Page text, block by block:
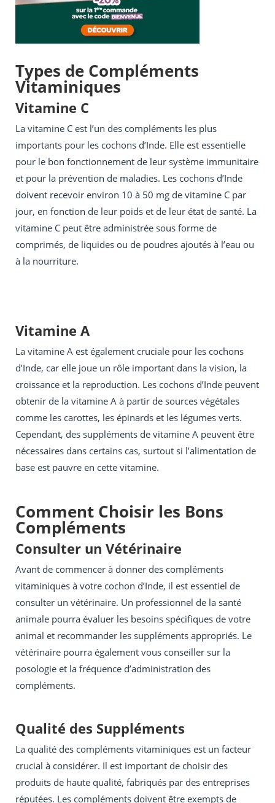
Types de Compléments
Vitaminiques
Vitamine C
La vitamine C est l’un des compléments les plus
importants pour les cochons d’Inde. Elle est essentielle
pour le bon fonctionnement de leur système immunitaire
et pour la prévention de maladies. Les cochons d’Inde
doivent recevoir environ 10 à 50 mg de vitamine C par
jour, en fonction de leur poids et de leur état de santé. La
vitamine C peut être administrée sous forme de
comprimés, de liquides ou de poudres ajoutés à l’eau ou
à la nourriture.
Vitamine A
La vitamine A est également cruciale pour les cochons
d’Inde, car elle joue un rôle important dans la vision, la
croissance et la reproduction. Les cochons d’Inde peuvent
obtenir de la vitamine A à partir de sources végétales
comme les carottes, les épinards et les légumes verts.
Cependant, des suppléments de vitamine A peuvent être
nécessaires dans certains cas, surtout si l’alimentation de
base est pauvre en cette vitamine.
Comment Choisir les Bons
Compléments
Consulter un Vétérinaire
Avant de commencer à donner des compléments
vitaminiques à votre cochon d’Inde, il est essentiel de
consulter un vétérinaire. Un professionnel de la santé
animale pourra évaluer les besoins spécifiques de votre
animal et recommander les suppléments appropriés. Le
vétérinaire pourra également vous conseiller sur la
posologie et la fréquence d’administration des
compléments.
Qualité des Suppléments
La qualité des compléments vitaminiques est un facteur
crucial à considérer. Il est important de choisir des
produits de haute qualité, fabriqués par des entreprises
réputées. Les compléments doivent être exempts de